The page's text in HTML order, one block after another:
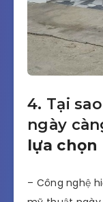
4. Tại
ngày
lựa chọn
– Công nghệ